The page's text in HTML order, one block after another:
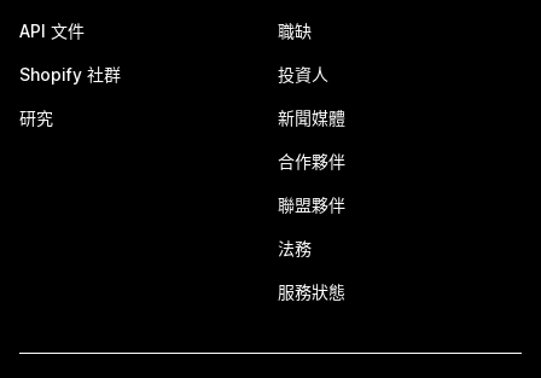
API 文件
Shopify 社群
研究
職缺
投資人
新聞媒體
合作夥伴
聯盟夥伴
法務
服務狀態